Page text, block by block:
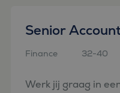
Senior
Finance
32-40
Werk jij graag in